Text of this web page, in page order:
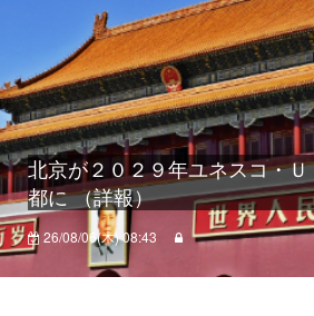
北京が２０２９年ユネスコ・
都に （詳報）
26/08/06(木) 08:43